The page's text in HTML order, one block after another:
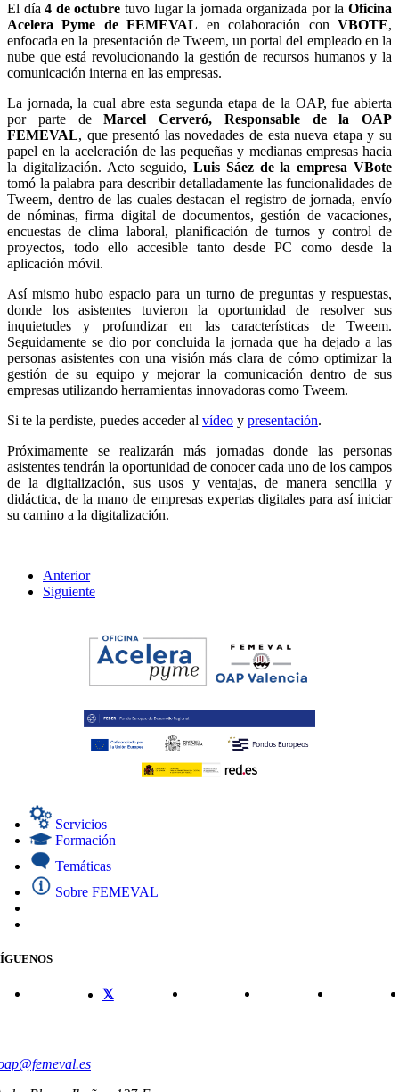
El día 4 de octubre tuvo lugar la jornada organizada por la Oficina
Acelera Pyme de FEMEVAL en colaboración conVBOTE,
enfocada en la presentación de Tweem, un portal del empleado en la
nube que está revolucionando la gestión de recursos humanos y la
comunicación interna en las empresas.
La jornada, la cual abre esta segunda etapa de la OAP, fue abierta
por parte deMarcel Cerveró, Responsable de la OAP
FEMEVAL, que presentó las novedades de esta nueva etapa y su
papel en la aceleración de las pequeñas y medianas empresas hacia
la digitalización. Acto seguido,Luis Sáez de la empresa VBote
tomó la palabra para describir detalladamente las funcionalidades de
Tweem, dentro de las cuales destacan el registro de jornada, envío
de nóminas, firma digital de documentos, gestión de vacaciones,
encuestas de clima laboral, planificación de turnos y control de
proyectos, todo ello accesible tanto desde PC como desde la
aplicación móvil.
Así mismo hubo espacio para un turno de preguntas y respuestas,
donde los asistentes tuvieron la oportunidad de resolver sus
inquietudes y profundizar en las características de Tweem.
Seguidamente se dio por concluida la jornada que ha dejado a las
personas asistentes con una visión más clara de cómo optimizar la
gestión de su equipo y mejorar la comunicación dentro de sus
empresas utilizando herramientas innovadoras como Tweem.
Si te la perdiste, puedes acceder al vídeo y presentación.
Próximamente se realizarán más jornadas donde las personas
asistentes tendrán la oportunidad de conocer cada uno de los campos
de la digitalización, sus usos y ventajas, de manera sencilla y
didáctica, de la mano de empresas expertas digitales para así iniciar
su camino a la digitalización.
Anterior
Siguiente
Servicios
Formación
Temáticas
Sobre FEMEVAL